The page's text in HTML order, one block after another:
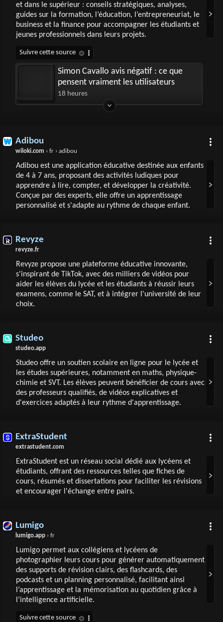
et dans le supérieur : conseils stratégiques, analyses,
guides sur la formation, l’éducation, l’entrepreneuriat, le
business et la finance pour accompagner les étudiants et
jeunes professionnels dans leurs projets.
Simon Cavallo avis négatif : ce que
pensent vraiment les utilisateurs
18 heures
Adibou
wiloki.com › fr › adibou
Adibou est une application éducative destinée aux enfants
de 4 à 7 ans, proposant des activités ludiques pour
apprendre à lire, compter, et développer la créativité.
Conçue par des experts, elle offre un apprentissage
personnalisé et s'adapte au rythme de chaque enfant.
Revyze
revyze.fr
Revyze propose une plateforme éducative innovante,
s'inspirant de TikTok, avec des milliers de vidéos pour
aider les élèves du lycée et les étudiants à réussir leurs
examens, comme le SAT, et à intégrer l'université de leur
choix.
Studeo
studeo.app
Studeo offre un soutien scolaire en ligne pour le lycée et
les études supérieures, notamment en maths, physique-
chimie et SVT. Les élèves peuvent bénéficier de cours avec
des professeurs qualifiés, de vidéos explicatives et
d'exercices adaptés à leur rythme d'apprentissage.
ExtraStudent
extrastudent.com
ExtraStudent est un réseau social dédié aux lycéens et
étudiants, offrant des ressources telles que fiches de
cours, résumés et dissertations pour faciliter les révisions
et encourager l'échange entre pairs.
Lumigo
lumigo.app › fr
Lumigo permet aux collégiens et lycéens de
photographier leurs cours pour générer automatiquement
des supports de révision clairs, des flashcards, des
podcasts et un planning personnalisé, facilitant ainsi
l’apprentissage et la mémorisation au quotidien grâce à
l’intelligence artificielle.